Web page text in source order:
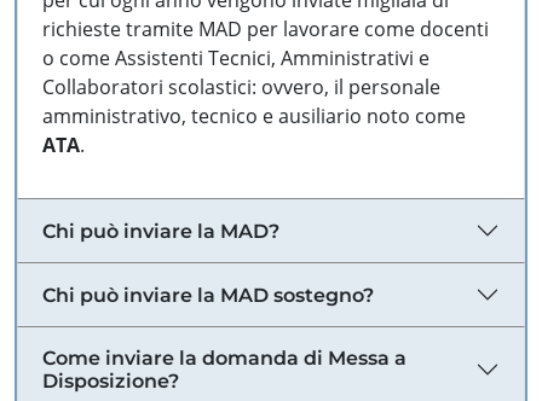
richieste tramite MAD per lavorare come docenti
o come Assistenti Tecnici, Amministrativi e
Collaboratori scolastici: ovvero, il personale
amministrativo, tecnico e ausiliario noto come
ATA.
Chi può inviare la MAD?
Chi può inviare la MAD sostegno?
Come inviare la domanda di Messa a
Disposizione?